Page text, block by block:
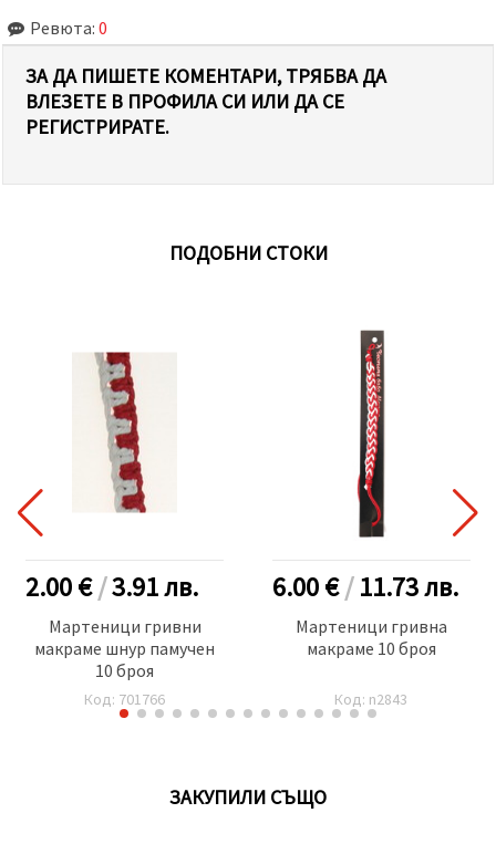
Ревюта: 0
ЗА ДА ПИШЕТЕ КОМЕНТАРИ, ТРЯБВА ДА
ВЛЕЗЕТЕ В ПРОФИЛА СИ ИЛИ ДА СЕ
РЕГИСТРИРАТЕ.
ПОДОБНИ СТОКИ
2.00 €/3.91лв.
Мартеници гривни
макраме шнур памучен
10 броя
Код: 701766
6.00 €/11.73лв.
Мартеници гривна
макраме 10 броя
Код: n2843
ЗАКУПИЛИ СЪЩО